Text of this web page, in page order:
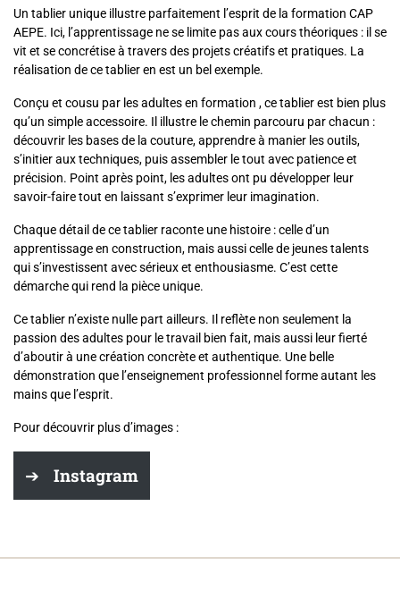
Un tablier unique illustre parfaitement l’esprit de la formation CAP
AEPE. Ici, l’apprentissage ne se limite pas aux cours théoriques : il se
vit et se concrétise à travers des projets créatifs et pratiques. La
réalisation de ce tablier en est un bel exemple.
Conçu et cousu par les adultes en formation , ce tablier est bien plus
qu’un simple accessoire. Il illustre le chemin parcouru par chacun :
découvrir les bases de la couture, apprendre à manier les outils,
s’initier aux techniques, puis assembler le tout avec patience et
précision. Point après point, les adultes ont pu développer leur
savoir-faire tout en laissant s’exprimer leur imagination.
Chaque détail de ce tablier raconte une histoire : celle d’un
apprentissage en construction, mais aussi celle de jeunes talents
qui s’investissent avec sérieux et enthousiasme. C’est cette
démarche qui rend la pièce unique.
Ce tablier n’existe nulle part ailleurs. Il reflète non seulement la
passion des adultes pour le travail bien fait, mais aussi leur fierté
d’aboutir à une création concrète et authentique. Une belle
démonstration que l’enseignement professionnel forme autant les
mains que l’esprit.
Pour découvrir plus d’images :
Instagram